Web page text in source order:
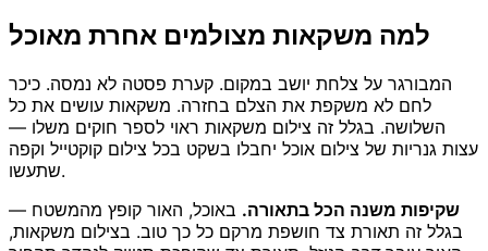
למה משקאות מצולמים אחרת מאוכל
המבורגר על צלחת יושב במקום. קערת פסטה לא נמסה. כיכר
לחם לא משקפת את הצלם בחזרה. משקאות עושים את כל
השלושה. בגלל זה צילום משקאות ראוי לספר חוקים משלו —
עצות גנריות של צילום אוכל יחבלו בשקט בכל צילום קוקטייל וקפה
שתעשו.
שקיפות משנה הכל בתאורה. באוכל, האור קופץ מהמשטח —
בגלל זה תאורת צד חושפת מרקם כל כך טוב. בצילום משקאות,